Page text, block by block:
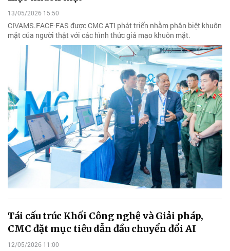
13/05/2026 15:50
CIVAMS.FACE-FAS được CMC ATI phát triển nhằm phân biệt khuôn
mặt của người thật với các hình thức giả mạo khuôn mặt.
Tái cấu trúc Khối Công nghệ và Giải pháp,
CMC đặt mục tiêu dẫn đầu chuyển đổi AI
12/05/2026 11:00